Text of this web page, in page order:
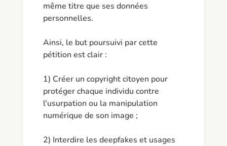
même titre que ses données
personnelles.
Ainsi, le but poursuivi par cette
pétition est clair :
1) Créer un copyright citoyen pour
protéger chaque individu contre
l'usurpation ou la manipulation
numérique de son image ;
2) Interdire les deepfakes et usages